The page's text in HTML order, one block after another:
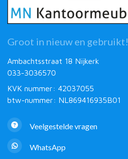
Groot in nieuw en gebruikt!
Ambachtsstraat 18 Nijkerk
033-3036570
KVK nummer: 42037055
btw-nummer: NL869416935B01
Veelgestelde vragen
WhatsApp